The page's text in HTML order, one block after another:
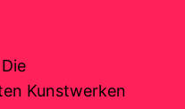
Kunstwerken